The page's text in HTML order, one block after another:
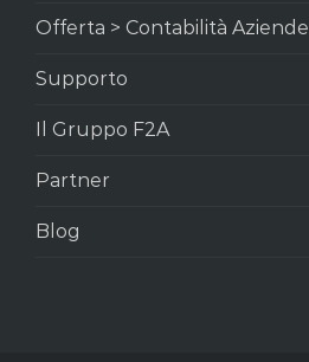
Offerta > Contabilità Aziende
Supporto
Il Gruppo F2A
Partner
Blog